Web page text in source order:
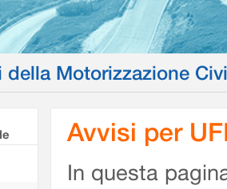
della Motorizzazione
Avvisi per
In questa